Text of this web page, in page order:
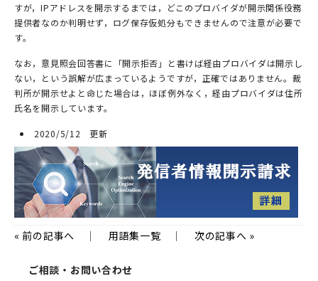
すが，IPアドレスを開示するまでは，どこのプロバイダが開示関係役務
提供者なのか判明せず，ログ保存仮処分もできませんので注意が必要で
す。
なお，意見照会回答書に「開示拒否」と書けば経由プロバイダは開示し
ない，という誤解が広まっているようですが，正確ではありません。裁
判所が開示せよと命じた場合は，ほぼ例外なく，経由プロバイダは住所
氏名を開示しています。
2020/5/12 更新
« 前の記事へ ｜ 用語集一覧 ｜次の記事へ »
ご相談・お問い合わせ